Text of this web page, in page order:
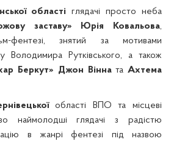
області глядачі просто неба
заставу» Юрія Ковальова,
фентезі, знятий за мотивами
Володимира Рутківського, а також
Беркут» Джон Вінната Ахтема
області ВПО та місцеві
наймолодші глядачі з радістю
в жанрі фентезі під назвою